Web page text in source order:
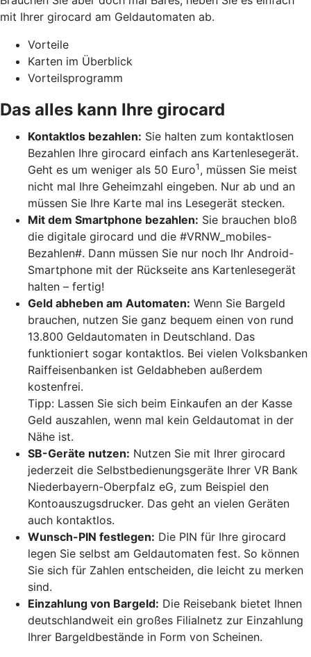
mit Ihrer girocard am Geldautomaten ab.
Vorteile
Karten im Überblick
Vorteilsprogramm
Das alles kann Ihre girocard
Kontaktlos bezahlen: Sie halten zum kontaktlosen
Bezahlen Ihre girocard einfach ans Kartenlesegerät.
Geht es um weniger als 50 Euro1 , müssen Sie meist
nicht mal Ihre Geheimzahl eingeben. Nur ab und an
müssen Sie Ihre Karte mal ins Lesegerät stecken.
Mit dem Smartphone bezahlen: Sie brauchen bloß
die digitale girocard und die #VRNW_mobiles-
Bezahlen#. Dann müssen Sie nur noch Ihr Android-
Smartphone mit der Rückseite ans Kartenlesegerät
halten – fertig!
Geld abheben am Automaten: Wenn Sie Bargeld
brauchen, nutzen Sie ganz bequem einen von rund
13.800 Geldautomaten in Deutschland. Das
funktioniert sogar kontaktlos. Bei vielen Volksbanken
Raiffeisenbanken ist Geldabheben außerdem
kostenfrei.
Tipp: Lassen Sie sich beim Einkaufen an der Kasse
Geld auszahlen, wenn mal kein Geldautomat in der
Nähe ist.
SB-Geräte nutzen: Nutzen Sie mit Ihrer girocard
jederzeit die Selbstbedienungsgeräte Ihrer VR Bank
Niederbayern-Oberpfalz eG, zum Beispiel den
Kontoauszugsdrucker. Das geht an vielen Geräten
auch kontaktlos.
Wunsch-PIN festlegen: Die PIN für Ihre girocard
legen Sie selbst am Geldautomaten fest. So können
Sie sich für Zahlen entscheiden, die leicht zu merken
sind.
Einzahlung von Bargeld: Die Reisebank bietet Ihnen
deutschlandweit ein großes Filialnetz zur Einzahlung
Ihrer Bargeldbestände in Form von Scheinen.